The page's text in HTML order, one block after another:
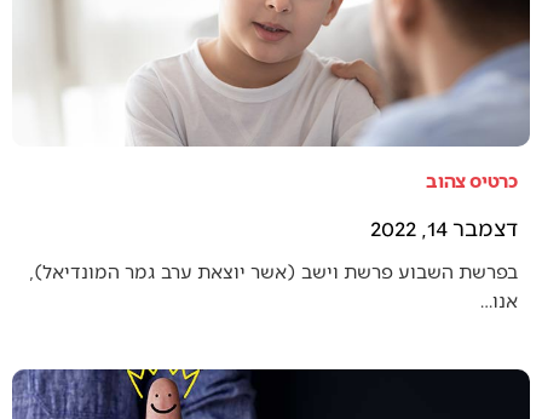
כרטיס צהוב
דצמבר 14, 2022
בפרשת השבוע פרשת וישב (אשר יוצאת ערב גמר המונדיאל),
אנו…